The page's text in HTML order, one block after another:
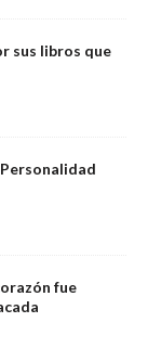
sus libros que
fue